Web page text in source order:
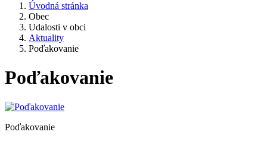
Úvodná stránka
Obec
Udalosti v obci
Aktuality
Poďakovanie
Poďakovanie
Poďakovanie